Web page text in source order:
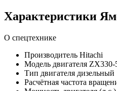
Характеристики
О спецтехнике
Производитель Hitachi
Модель двигателя ZX330-
Тип двигателя дизельный
Расчётная частота